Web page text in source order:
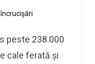
peste 238.000
cale ferată și